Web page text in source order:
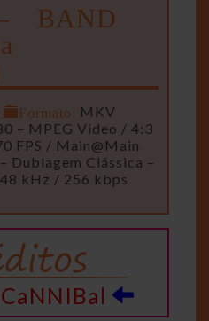
BAND
Formato: MKV
– MPEG Video / 4:3
FPS / Main@Main
Dublagem Clássica –
kHz / 256 kbps
CaNNIBal